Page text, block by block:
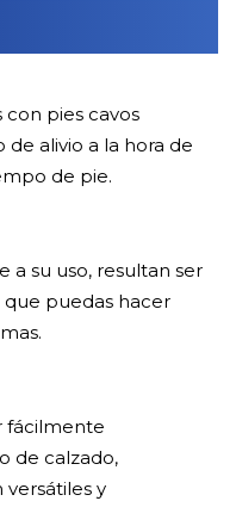
pies cavos
alivio a la hora de
de pie.
a su uso, resultan ser
puedas hacer
fácilmente
de calzado,
y